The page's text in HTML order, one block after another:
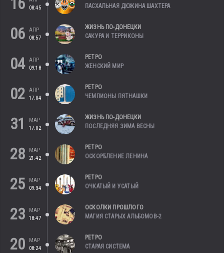
16
08:45
ПАСХАЛЬНАЯ ДЮЖИНА ШАХТЕРА
06
АПР
08:57
ЖИЗНЬ ПО-ДОНЕЦКИ
САКУРА И ТЕРРИКОНЫ
04 АПР
09:18
РЕТРО
ЖЕНСКИЙ МИР
02
АПР
17:04
РЕТРО
ЧЕМПИОНЫ ПЯТНАШКИ
31
МАР
17:02
ЖИЗНЬ ПО-ДОНЕЦКИ
ПОСЛЕДНЯЯ ЗИМА ВЕСНЫ
28
МАР
21:42
РЕТРО
ОСКОРБЛЕНИЕ ЛЕНИНА
25
МАР
09:34
РЕТРО
ОЧКАТЫЙ И УСАТЫЙ
23
МАР
18:47
ОСКОЛКИ ПРОШЛОГО
МАГИЯ СТАРЫХ АЛЬБОМОВ-2
20
МАР
08:24
РЕТРО
СТАРАЯ СИСТЕМА